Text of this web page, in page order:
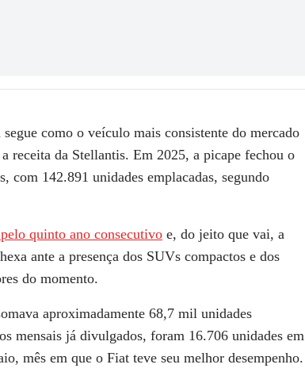
como o veículo mais consistente do mercado
receita da Stellantis. Em 2025, a picape fechou o
com 142.891 unidades emplacadas, segundo
quinto ano consecutivo e, do jeito que vai, a
ante a presença dos SUVs compactos e dos
do momento.
aproximadamente 68,7 mil unidades
mensais já divulgados, foram 16.706 unidades em
mês em que o Fiat teve seu melhor desempenho.